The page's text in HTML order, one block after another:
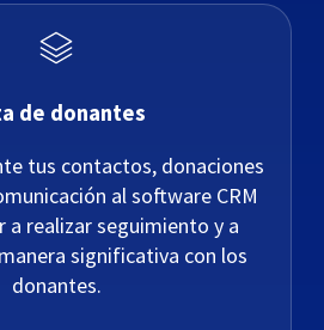
de donantes
tus contactos, donaciones
al software CRM
a realizar seguimiento y a
significativa con los
donantes.